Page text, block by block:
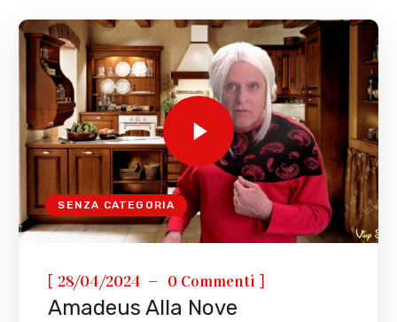
SENZA CATEGORIA
[ 28/04/2024 0 Commenti ]
Amadeus Alla Nove